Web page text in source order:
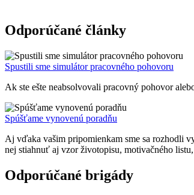
Odporúčané články
Spustili sme simulátor pracovného pohovoru
Ak ste ešte neabsolvovali pracovný pohovor
Spúšťame vynovenú poradňu
Aj vďaka vašim pripomienkam sme sa rozhodli
nej stiahnuť aj vzor životopisu, motivačného
Odporúčané brigády